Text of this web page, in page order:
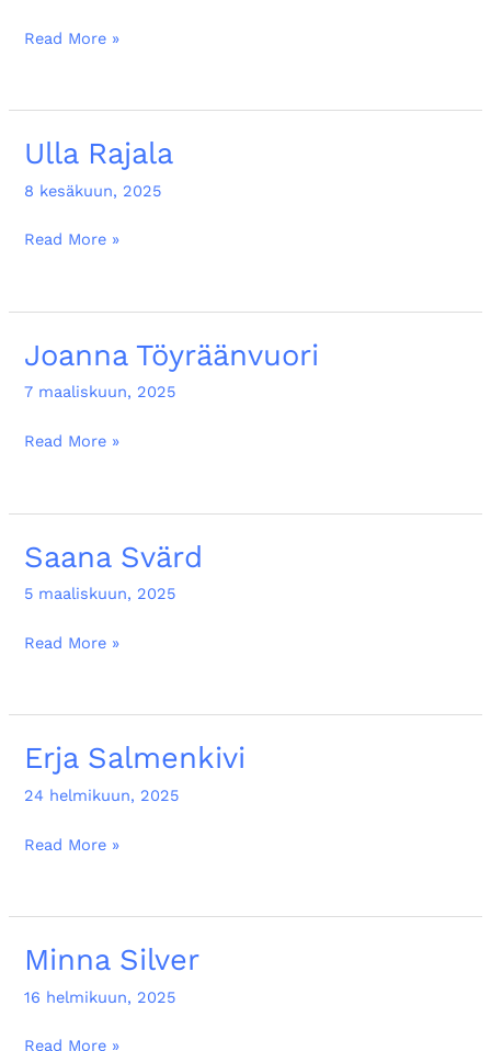
Read More »
Ulla Rajala
8 kesäkuun, 2025
Ulla
Read More »
Joanna Töyräänvuori
7 maaliskuun, 2025
Joanna
Read More »
Saana Svärd
5 maaliskuun, 2025
Saana
Read More »
Erja Salmenkivi
24 helmikuun, 2025
Erja
Salmenkivi
Read More »
Minna Silver
16 helmikuun, 2025
Minna
Read More »